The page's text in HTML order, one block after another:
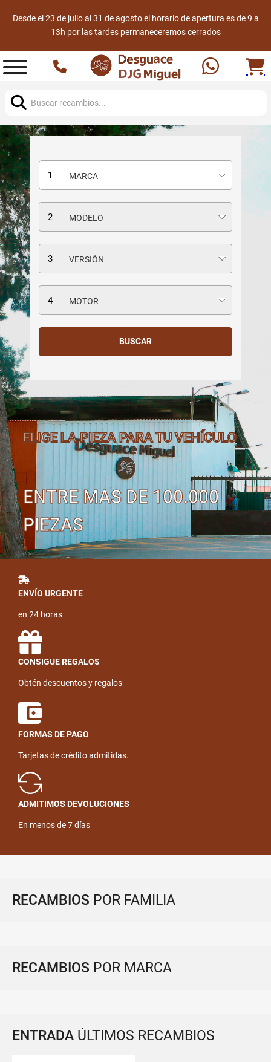
Desde el 23 de julio al 31 de agosto el horario de apertura es de 9 a
13h por las tardes permaneceremos cerrados
MARCA
MODELO
VERSIÓN
MOTOR
ELIGE LA PIEZA PARA TU VEHÍCULO
ENTRE MAS DE 100.000
PIEZAS
ENVÍO URGENTE
en 24 horas
CONSIGUE REGALOS
Obtén descuentos y regalos
FORMAS DE PAGO
Tarjetas de crédito admitidas.
ADMITIMOS DEVOLUCIONES
En menos de 7 días
RECAMBIOS POR FAMILIA
RECAMBIOS POR MARCA
ENTRADA ÚLTIMOS RECAMBIOS